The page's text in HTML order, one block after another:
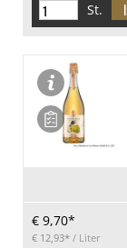
St.
€ 9,70*
€ 12,93* / Liter